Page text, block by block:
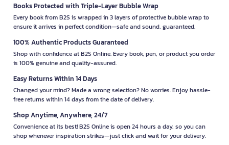
Books Protected with Triple-Layer Bubble Wrap
Every book from B2S is wrapped in 3 layers of protective bubble wrap to
ensure it arrives in perfect condition—safe and sound, guaranteed.
100% Authentic Products Guaranteed
Shop with confidence at B2S Online. Every book, pen, or product you order
is 100% genuine and quality-assured.
Easy Returns Within 14 Days
Changed your mind? Made a wrong selection? No worries. Enjoy hassle-
free returns within 14 days from the date of delivery.
Shop Anytime, Anywhere, 24/7
Convenience at its best! B2S Online is open 24 hours a day, so you can
shop whenever inspiration strikes—just click and wait for your delivery.